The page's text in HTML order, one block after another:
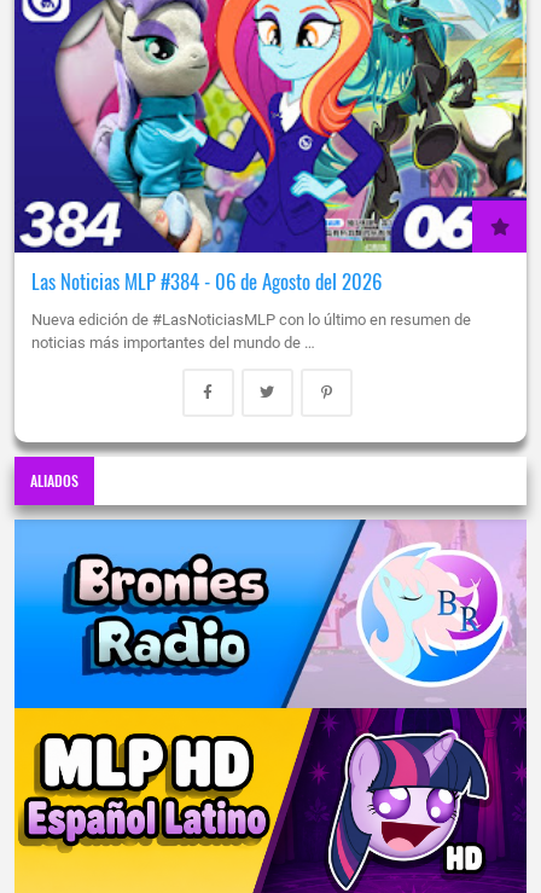
Las Noticias MLP #384 - 06 de Agosto del 2026
Nueva edición de #LasNoticiasMLP con lo último en resumen de
noticias más importantes del mundo de …
ALIADOS